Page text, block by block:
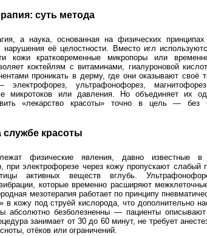
суть метода
а наука, основанная на физических принципах
её целостности. Вместо игл
кожи кратковременные микропоры или
коктейлям с витаминами, гиалуроновой
проникать в дерму, где они оказывают своё
ультрафонофорез,
микротоков или давления. Но объединяет их
«лекарство красоты» точно в цель — без
службе красоты
физические явления, давно известные
электрофорезе через кожу пропускают слабый
активных веществ вглубь.
которые временно расширяют
мезотерапия работает по принципу
в кожу под струёй кислорода, что дополнительно
абсолютно безболезненны — пациенты
занимает от 30 до 60 минут, не требует
отёков или ограничений.